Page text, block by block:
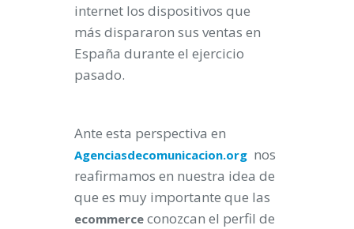
internet los dispositivos que
más dispararon sus ventas en
España durante el ejercicio
pasado.
Ante esta perspectiva en
Agenciasdecomunicacion.org nos
reafirmamos en nuestra idea de
que es muy importante que las
ecommerce conozcan el perfil de